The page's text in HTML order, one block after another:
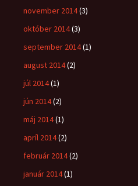
november 2014(3)
október 2014(3)
september 2014(1)
august 2014(2)
júl 2014(1)
jún 2014(2)
máj 2014(1)
apríl 2014(2)
február 2014(2)
január 2014(1)